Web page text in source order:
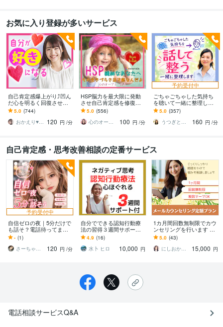
お気に入り登録が多いサービス
自己肯定感爆上がり⤴︎凹ん
だ心を明るく回復させま
す 本来のあなたの素敵を
超発掘✨あふれる愛情で褒
めちぎります❤️
5.0 (744)
おかえり♥️岡えり子 120 円 /分
HSP脳力を最大限に発動
させ自己肯定感を修復し
ます 自分の発言への後悔
とダメ出しを止め心地よ
い眠りにつきましょう
5.0 (556)
心のオープナーはる
100 円 /分
予約受付中
ごちゃごちゃした気持ち
を聴いて一緒に整理しま
す 自動思考ストップ！話
すうちに原因がわかり気
持ちが整います
5.0 (357)
うつぎともこ（けんちゃんママ♪）
160 円 /分
自己肯定感・思考改善相談の定番サービス
予約受付中
自信ゼロの夜｜5分だけで
も話そ？電話待ってます
そのままのあなたで大丈
夫。自信ゼロの日も受け
止める
- (1)
さーちゃんの休憩所☕️ゆるっと相談OK
120 円 /分
自分でできる認知行動療
法の習得３週間サポート
します ぐるぐる思考に効
く✨一生モノのセルフコン
トロール術☘️
4.9 (16)
水卜 ヒロ
10,000 円
1カ月間回数無制限でカウ
ンセリングを行います ご
自身のお悩み・家族のう
つ病・自己肯定感を高め
たい、など
5.0 (43)
にしおか＠エンパワメントカウンセラー
15,000 円
電話相談サービスQ&A